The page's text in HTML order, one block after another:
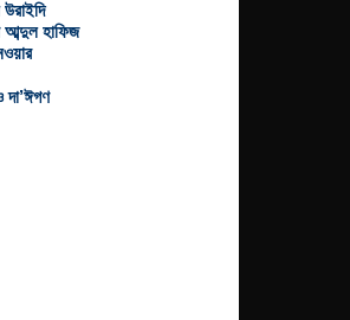
আব্দুল হাফিজ
দা’ঈগণ